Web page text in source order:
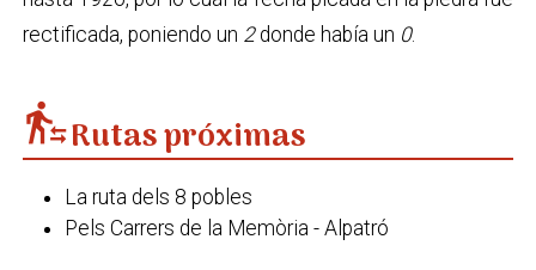
rectificada, poniendo un 2donde había un 0.
transfer_within_a_stationRutas próximas
La ruta dels 8 pobles
Pels Carrers de la Memòria - Alpatró